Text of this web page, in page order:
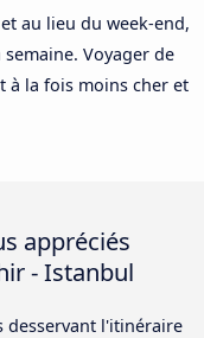
au lieu du week-end,
Voyager de
à la fois moins cher et
appréciés
- Istanbul
desservant l'itinéraire